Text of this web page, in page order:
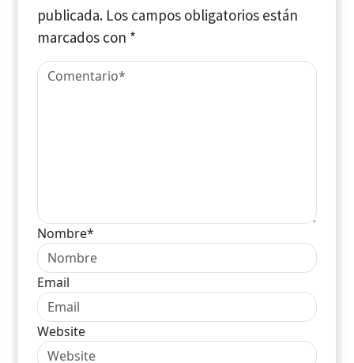
publicada. Los campos obligatorios están
marcados con *
Nombre*
Email
Website